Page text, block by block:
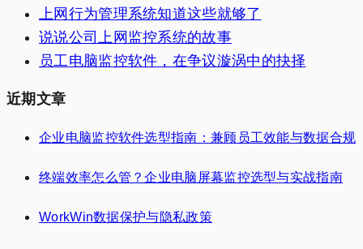
上网行为管理系统知道这些就够了
说说公司上网监控系统的故事
员工电脑监控软件，在争议漩涡中的抉择
近期文章
企业电脑监控软件选型指南：兼顾员工效能与数据合规
终端效率怎么管？企业电脑屏幕监控选型与实战指南
WorkWin数据保护与隐私政策